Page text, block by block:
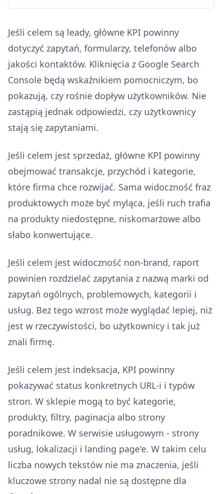
Jeśli celem są leady, główne KPI powinny
dotyczyć zapytań, formularzy, telefonów albo
jakości kontaktów. Kliknięcia z Google Search
Console będą wskaźnikiem pomocniczym, bo
pokazują, czy rośnie dopływ użytkowników. Nie
zastąpią jednak odpowiedzi, czy użytkownicy
stają się zapytaniami.
Jeśli celem jest sprzedaż, główne KPI powinny
obejmować transakcje, przychód i kategorie,
które firma chce rozwijać. Sama widoczność fraz
produktowych może być myląca, jeśli ruch trafia
na produkty niedostępne, niskomarżowe albo
słabo konwertujące.
Jeśli celem jest widoczność non-brand, raport
powinien rozdzielać zapytania z nazwą marki od
zapytań ogólnych, problemowych, kategorii i
usług. Bez tego wzrost może wyglądać lepiej, niż
jest w rzeczywistości, bo użytkownicy i tak już
znali firmę.
Jeśli celem jest indeksacja, KPI powinny
pokazywać status konkretnych URL-i i typów
stron. W sklepie mogą to być kategorie,
produkty, filtry, paginacja albo strony
poradnikowe. W serwisie usługowym - strony
usług, lokalizacji i landing page'e. W takim celu
liczba nowych tekstów nie ma znaczenia, jeśli
kluczowe strony nadal nie są dostępne dla